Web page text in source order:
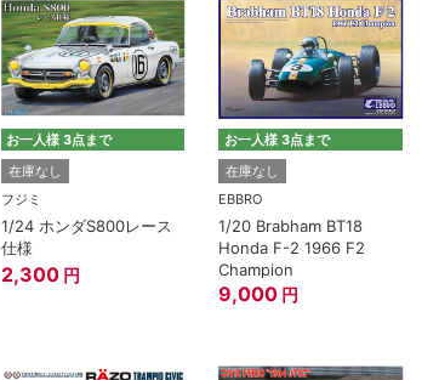
お一人様 3点まで
在庫なし
フジミ
1/24 ホンダS800レース
仕様
2,300 円
お一人様 3点まで
在庫なし
EBBRO
1/20 Brabham BT18
Honda F-2 1966 F2
Champion
9,000 円